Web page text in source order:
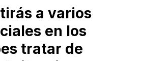
a varios
en los
tratar de